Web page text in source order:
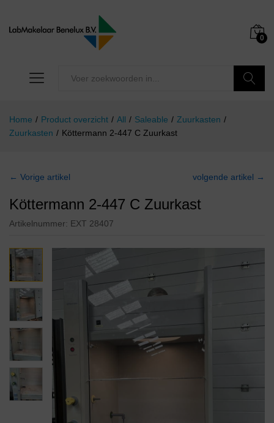
0
Home / Product overzicht / All / Saleable / Zuurkasten /
Zuurkasten / Köttermann 2-447 C Zuurkast
← Vorige artikel volgende artikel →
Köttermann 2-447 C Zuurkast
Artikelnummer: EXT 28407